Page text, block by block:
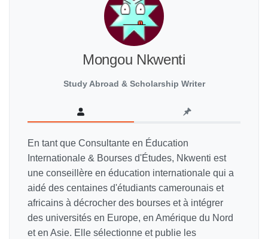
Mongou Nkwenti
Study Abroad & Scholarship Writer
En tant que Consultante en Éducation
Internationale & Bourses d'Études, Nkwenti est
une conseillère en éducation internationale qui a
aidé des centaines d'étudiants camerounais et
africains à décrocher des bourses et à intégrer
des universités en Europe, en Amérique du Nord
et en Asie. Elle sélectionne et publie les